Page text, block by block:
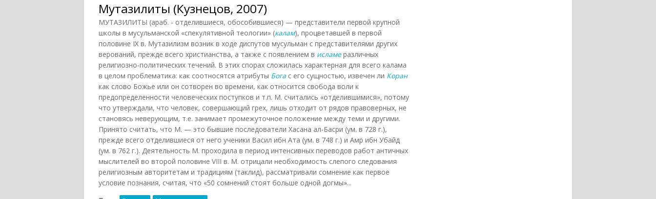
Мутазилиты (Кузнецов, 2007)
МУТАЗИЛИТЫ (араб. - отделившиеся, обособившиеся) — представители первой крупной
школы в мусульманской «спекулятивной теологии» (калам), процветавшей в первой
половине IX в. Мутазилизм возник в ходе диспутов мусульман с представителями других
верований, прежде всего христианства, а также с появлением в исламеразличных
религиозно-политических течений. В этих спорах сложилась характерная для всего калама
в целом проблематика: как соотносятся атрибуты Бога с его сущностью, извечен ли Коран
как слово Божье или он сотворен во времени, как относится свобода воли к
предопределенности человеческих поступков и т.п. М. считались «отделившимися», потому
что утверждали, что человек, совершающий грех, лишь отходит от рядов правоверных, не
становясь неверующим, т.е. занимает промежуточное положение между теми и другими.
Принято считать, что М. — это бывшие последователи Хасана ал-Басри (ум. в 728 г.),
прежде всего отделившиеся от него ученики Васил ибн Ата (ум. в 748 г.) и Амр ибн Убайд
(ум. в 762 г.). Деятельность М. проходила в период интенсивных переводов работ античных
мыслителей во второй половине VIII в. М. отрицали необходимость слепого следования
религиозным авторитетам и традициям (таклид), рассматривали сомнение как первое
условие познания, считая, что «50 сомнений стоят больше одной догмы»...